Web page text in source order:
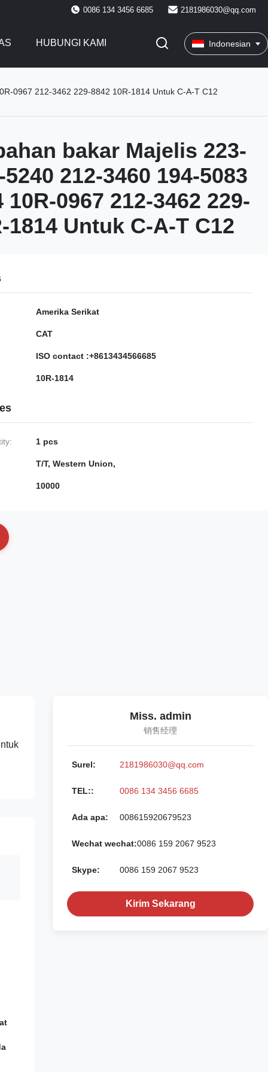
0086 134 3456 6685 2181986030@qq.com
HUBUNGI KAMI Indonesian
0967 212-3462 229-8842 10R-1814 Untuk C-A-T C12
bakar Majelis 223-
212-3460 194-5083
10R-0967 212-3462 229-
1814 Untuk C-A-T C12
Amerika Serikat
CAT
ISO contact :+8613434566685
10R-1814
1 pcs
T/T, Western Union,
10000
Miss. admin
销售经理
Surel: 2181986030@qq.com
TEL:: 0086 134 3456 6685
Ada apa: 008615920679523
Wechat wechat:0086 159 2067 9523
Skype: 0086 159 2067 9523
Kirim Sekarang